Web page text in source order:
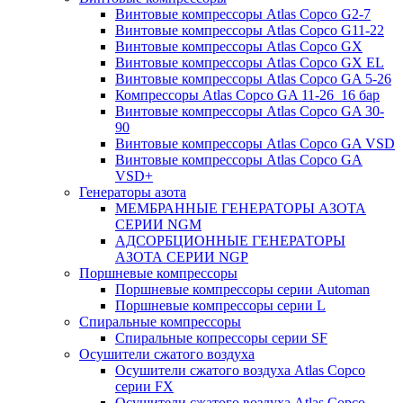
Винтовые компрессоры Atlas Copco G2-7
Винтовые компрессоры Atlas Copco G11-22
Винтовые компрессоры Atlas Copco GX
Винтовые компрессоры Atlas Copco GX EL
Винтовые компрессоры Atlas Copco GA 5-26
Компрессоры Atlas Copco GA 11-26_16 бар
Винтовые компрессоры Atlas Copco GA 30-
90
Винтовые компрессоры Atlas Copco GA VSD
Винтовые компрессоры Atlas Copco GA
VSD+
Генераторы азота
МЕМБРАННЫЕ ГЕНЕРАТОРЫ АЗОТА
СЕРИИ NGM
АДСОРБЦИОННЫЕ ГЕНЕРАТОРЫ
АЗОТА СЕРИИ NGP
Поршневые компрессоры
Поршневые компрессоры серии Automan
Поршневые компрессоры серии L
Спиральные компрессоры
Спиральные копрессоры серии SF
Осушители сжатого воздуха
Осушители сжатого воздуха Atlas Copco
серии FX